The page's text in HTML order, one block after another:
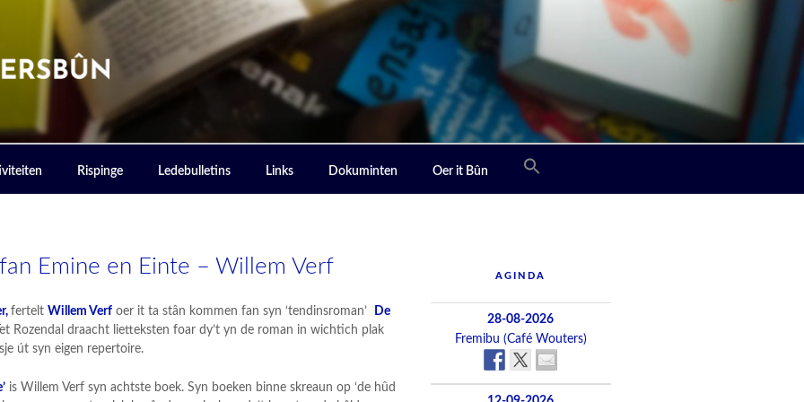
Rispinge Ledebulletins Links Dokuminten Oer it Bûn
Emine en Einte – Willem Verf
ferteltWillem Verf oer it ta stân kommen fan syn ‘tendinsroman’
De
Rozendal draacht lietteksten foar dy’t yn de roman in wichtich plak
út syn eigen repertoire.
is Willem Verf syn achtste boek. Syn boeken binne skreaun op ‘de hûd
AGINDA
28-08-2026
Fremibu (Café Wouters)